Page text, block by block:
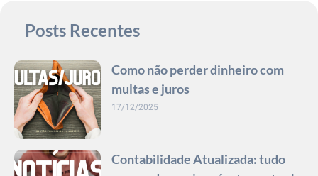
Posts Recentes
Como não perder dinheiro com
multas e juros
17/12/2025
Contabilidade Atualizada: tudo